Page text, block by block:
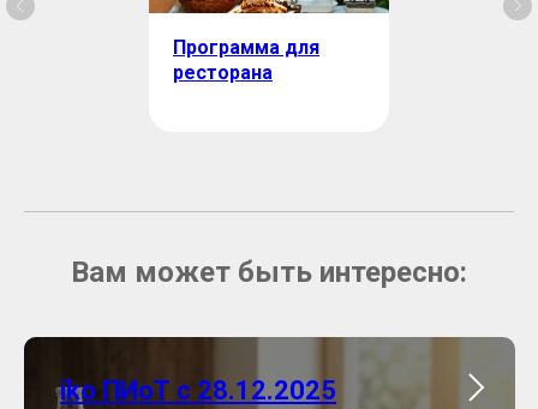
Программа для
ресторана
Вам может быть интересно:
iko ПИоТ с 28.12.2025